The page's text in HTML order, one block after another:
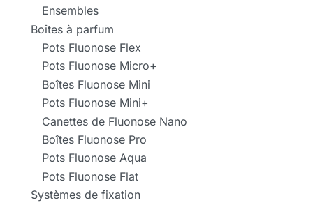
Ensembles
Boîtes à parfum
Pots Fluonose Flex
Pots Fluonose Micro+
Boîtes Fluonose Mini
Pots Fluonose Mini+
Canettes de Fluonose Nano
Boîtes Fluonose Pro
Pots Fluonose Aqua
Pots Fluonose Flat
Systèmes de fixation